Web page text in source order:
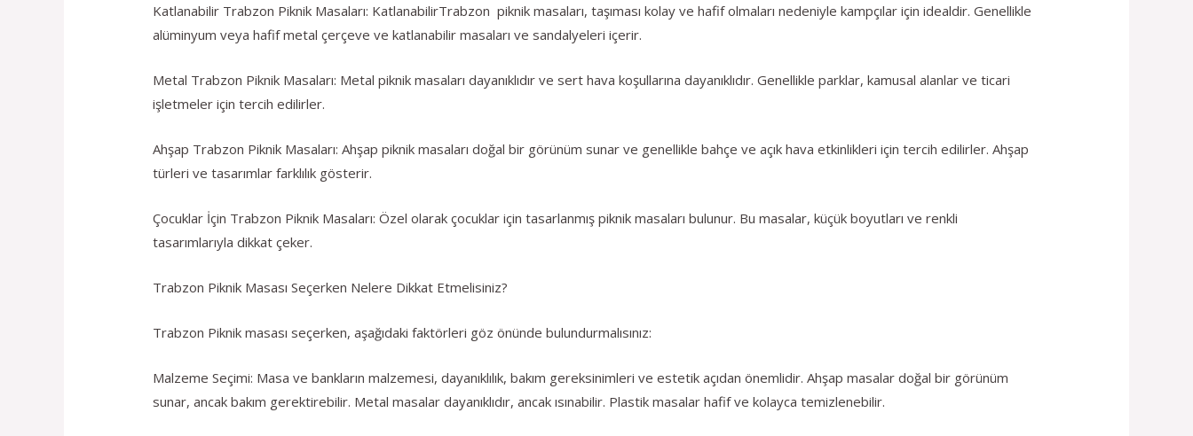
Katlanabilir Trabzon Piknik Masaları: KatlanabilirTrabzon piknik masaları, taşıması kolay ve hafif olmaları nedeniyle kampçılar için idealdir. Genellikle
alüminyum veya hafif metal çerçeve ve katlanabilir masaları ve sandalyeleri içerir.
Metal Trabzon Piknik Masaları: Metal piknik masaları dayanıklıdır ve sert hava koşullarına dayanıklıdır. Genellikle parklar, kamusal alanlar ve ticari
işletmeler için tercih edilirler.
Ahşap Trabzon Piknik Masaları: Ahşap piknik masaları doğal bir görünüm sunar ve genellikle bahçe ve açık hava etkinlikleri için tercih edilirler. Ahşap
türleri ve tasarımlar farklılık gösterir.
Çocuklar İçin Trabzon Piknik Masaları: Özel olarak çocuklar için tasarlanmış piknik masaları bulunur. Bu masalar, küçük boyutları ve renkli
tasarımlarıyla dikkat çeker.
Trabzon Piknik Masası Seçerken Nelere Dikkat Etmelisiniz?
Trabzon Piknik masası seçerken, aşağıdaki faktörleri göz önünde bulundurmalısınız:
Malzeme Seçimi: Masa ve bankların malzemesi, dayanıklılık, bakım gereksinimleri ve estetik açıdan önemlidir. Ahşap masalar doğal bir görünüm
sunar, ancak bakım gerektirebilir. Metal masalar dayanıklıdır, ancak ısınabilir. Plastik masalar hafif ve kolayca temizlenebilir.